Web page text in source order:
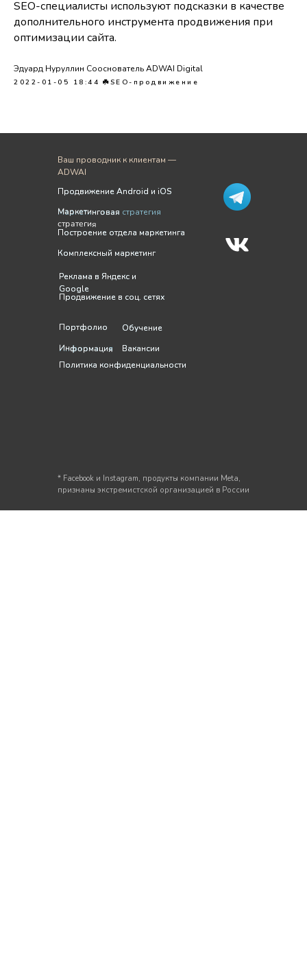
SEO-специалисты используют подсказки в качестве
дополнительного инструмента продвижения при
оптимизации сайта.
Эдуард Нуруллин Сооснователь ADWAI Digital
2022-01-05 18:44 ☘️SEO-продвижение
Продвижение в соц. сетях
Комплексный маркетинг
Реклама в Яндекс и
Google
Построение отдела маркетинга
Портфолио
Обучение
Информация
Вакансии
Ваш проводник к клиентам —
ADWAI
Политика конфиденциальности
Продвижение в соц. сетях
Комплексный маркетинг
Реклама в Яндекс и
Google
Построение отдела маркетинга
Портфолио Обучение
Информация
Вакансии
Политика конфиденциальности
Продвижение Android и iOS
Маркетинговая стратегия
Продвижение Android и iOS
Маркетинговая
стратегия
* Facebook и Instagram, продукты компании Meta,
признаны экстремистской организацией в России